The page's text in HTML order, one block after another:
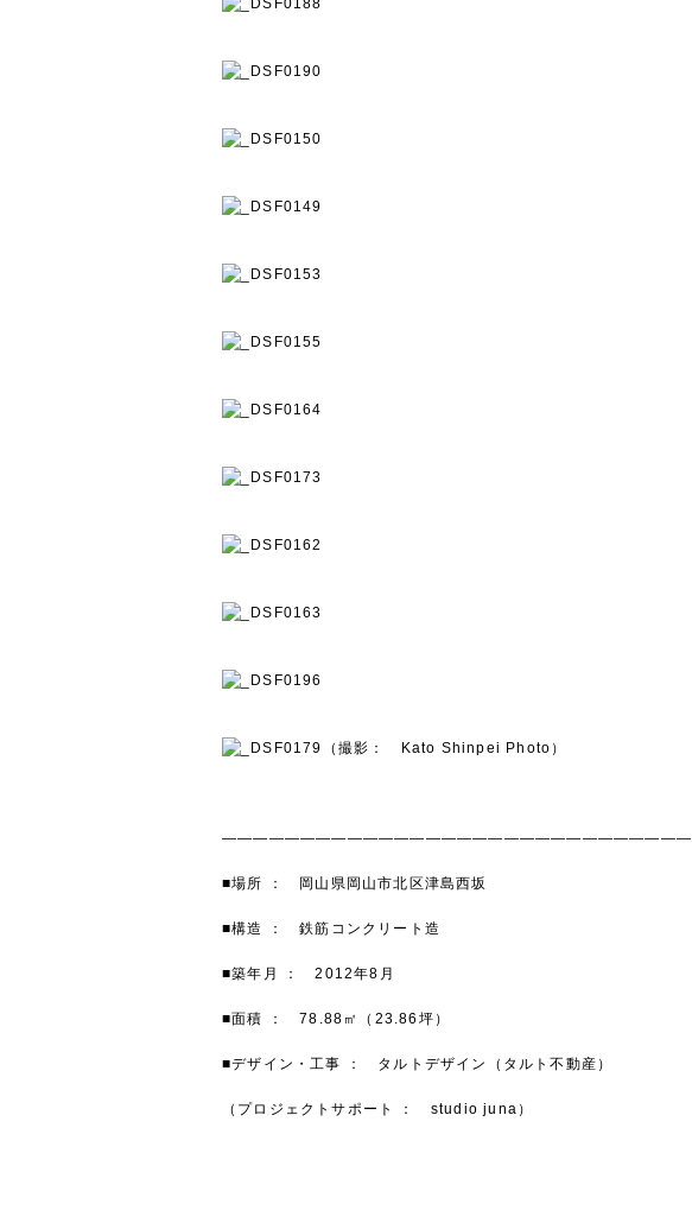
（撮影： Kato Shinpei Photo）
■場所 ： 岡山県岡山市北区津島西坂
■構造 ： 鉄筋コンクリート造
■築年月 ： 2012年8月
■面積 ： 78.88㎡（23.86坪）
■デザイン・工事 ： タルトデザイン（タルト不動産）
（プロジェクトサポート ： studio juna）